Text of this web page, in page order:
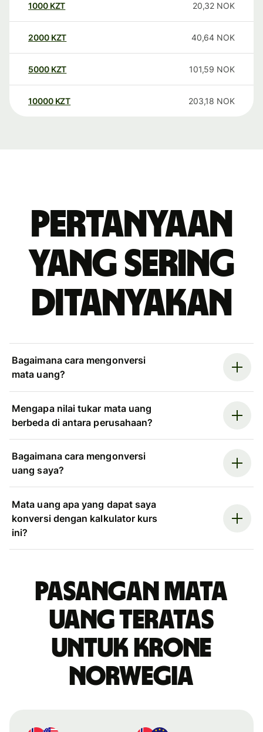
1000 KZT 20,32 NOK
2000 KZT 40,64 NOK
5000 KZT 101,59 NOK
10000 KZT 203,18 NOK
Pertanyaan
yang sering
ditanyakan
Bagaimana cara mengonversi
mata uang?
Mengapa nilai tukar mata uang
berbeda di antara perusahaan?
Bagaimana cara mengonversi
uang saya?
Mata uang apa yang dapat saya
konversi dengan kalkulator kurs
ini?
Pasangan mata
uang teratas
untuk krone
Norwegia